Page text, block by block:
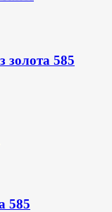
золота 585
585